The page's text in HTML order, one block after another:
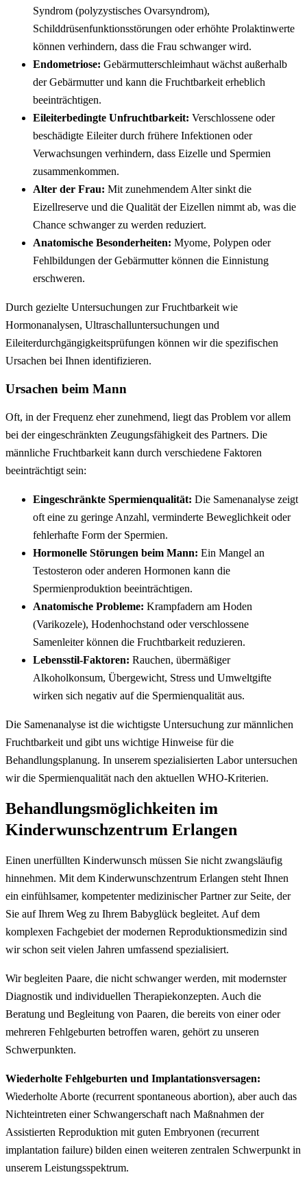
Syndrom (polyzystisches Ovarsyndrom),
Schilddrüsenfunktionsstörungen oder erhöhte Prolaktinwerte
können verhindern, dass die Frau schwanger wird.
Endometriose: Gebärmutterschleimhaut wächst außerhalb
der Gebärmutter und kann die Fruchtbarkeit erheblich
beeinträchtigen.
Eileiterbedingte Unfruchtbarkeit: Verschlossene oder
beschädigte Eileiter durch frühere Infektionen oder
Verwachsungen verhindern, dass Eizelle und Spermien
zusammenkommen.
Alter der Frau: Mit zunehmendem Alter sinkt die
Eizellreserve und die Qualität der Eizellen nimmt ab, was die
Chance schwanger zu werden reduziert.
Anatomische Besonderheiten: Myome, Polypen oder
Fehlbildungen der Gebärmutter können die Einnistung
erschweren.
Durch gezielte Untersuchungen zur Fruchtbarkeit wie
Hormonanalysen, Ultraschalluntersuchungen und
Eileiterdurchgängigkeitsprüfungen können wir die spezifischen
Ursachen bei Ihnen identifizieren.
Ursachen beim Mann
Oft, in der Frequenz eher zunehmend, liegt das Problem vor allem
bei der eingeschränkten Zeugungsfähigkeit des Partners. Die
männliche Fruchtbarkeit kann durch verschiedene Faktoren
beeinträchtigt sein:
Eingeschränkte Spermienqualität: Die Samenanalyse zeigt
oft eine zu geringe Anzahl, verminderte Beweglichkeit oder
fehlerhafte Form der Spermien.
Hormonelle Störungen beim Mann: Ein Mangel an
Testosteron oder anderen Hormonen kann die
Spermienproduktion beeinträchtigen.
Anatomische Probleme: Krampfadern am Hoden
(Varikozele), Hodenhochstand oder verschlossene
Samenleiter können die Fruchtbarkeit reduzieren.
Lebensstil-Faktoren: Rauchen, übermäßiger
Alkoholkonsum, Übergewicht, Stress und Umweltgifte
wirken sich negativ auf die Spermienqualität aus.
Die Samenanalyse ist die wichtigste Untersuchung zur männlichen
Fruchtbarkeit und gibt uns wichtige Hinweise für die
Behandlungsplanung. In unserem spezialisierten Labor untersuchen
wir die Spermienqualität nach den aktuellen WHO-Kriterien.
Behandlungsmöglichkeiten im
Kinderwunschzentrum Erlangen
Einen unerfüllten Kinderwunsch müssen Sie nicht zwangsläufig
hinnehmen. Mit dem Kinderwunschzentrum Erlangen steht Ihnen
ein einfühlsamer, kompetenter medizinischer Partner zur Seite, der
Sie auf Ihrem Weg zu Ihrem Babyglück begleitet. Auf dem
komplexen Fachgebiet der modernen Reproduktionsmedizin sind
wir schon seit vielen Jahren umfassend spezialisiert.
Wir begleiten Paare, die nicht schwanger werden, mit modernster
Diagnostik und individuellen Therapiekonzepten. Auch die
Beratung und Begleitung von Paaren, die bereits von einer oder
mehreren Fehlgeburten betroffen waren, gehört zu unseren
Schwerpunkten.
Wiederholte Fehlgeburten und Implantationsversagen:
Wiederholte Aborte (recurrent spontaneous abortion), aber auch das
Nichteintreten einer Schwangerschaft nach Maßnahmen der
Assistierten Reproduktion mit guten Embryonen (recurrent
implantation failure) bilden einen weiteren zentralen Schwerpunkt in
unserem Leistungsspektrum.